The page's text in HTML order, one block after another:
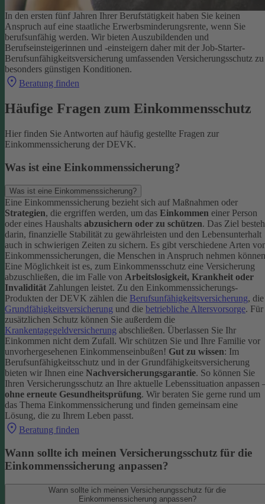
In den ersten fünf Jahren Ihrer Berufstätigkeit haben Sie keinen
Anspruch auf eine staatliche Erwerbsminderungsrente, wenn Sie
berufsunfähig werden. Wir bieten Auszubildenden und
Berufseinsteigerinnen und -einsteigern daher mit der Job-Starter-
Berufsunfähigkeitsversicherung umfassenden Versicherungsschutz zu
besonders günstigen Konditionen.
Beratung finden
Häufige Fragen zum Einkommensschutz
Hier finden Sie Antworten auf häufig gestellte Fragen zur
Einkommenssicherung der DEVK.
Was ist eine Einkommenssicherung?
Was ist eine Einkommenssicherung?
Eine Einkommenssicherung bezieht sich auf Maßnahmen oder
Strategien, die ergriffen werden, um das Einkommen einer Person
oder eines Haushalts abzusichern oder zu schützen. Das Ziel
darin, finanzielle Stabilität zu gewährleisten und den Lebensunterhalt
auch in schwierigen Zeiten zu sichern. Es gibt verschiedene Arten
Einkommenssicherungen, die Menschen in Anspruch nehmen
Eine Möglichkeit ist es, zum Einkommensschutz eine Versicherung
abzuschließen, die im Falle von Arbeitslosigkeit, Krankheit oder
Invalidität Zahlungen leistet. Zu den Einkommenssicherungs-
Produkten der DEVK zählen die Berufsunfähigkeitsversicherung, die
Grundfähigkeitsversicherung und die betriebliche Altersvorsorge. Für
zusätzlichen Schutz können Sie außerdem die
Krankentagegeldversicherung abschließen. Überlassen Sie Ihr
Einkommen nicht dem Zufall. Wir schützen Sie und Ihre Familie vor
unvorhergesehenen Einkommenseinbußen! Gut zu wissen: Im
Berufsunfähigkeitsschutz und in der Grundfähigkeitsversicherung
bieten wir Ihnen eine Nachversicherungsgarantie. So können Sie
Ihren Versicherungsschutz an Ihre aktuelle Lebenssituation anpassen
ohne erneute Gesundheitsprüfung. Wir beraten Sie gerne rund um
das Thema Einkommenssicherung und finden gemeinsam eine
Lösung, die zu Ihrem Leben passt.
Beratung finden
Wann sollte ich meinen Versicherungsschutz für die
Einkommenssicherung anpassen?
Wann sollte ich meinen Versicherungsschutz für die
Einkommenssicherung anpassen?